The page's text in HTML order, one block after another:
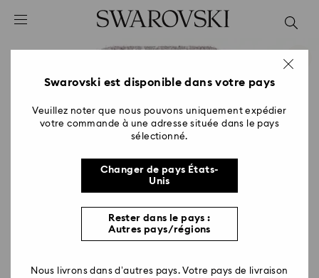
Accesskeys list
2 - FooterSwarovski est disponible dans votre pays
Veuillez noter que nous pouvons uniquement expédier
votre commande à une adresse située dans le pays
sélectionné.
Changer de pays États-
Unis
Rester dans le pays :
Autres pays/régions
Nous livrons dans d’autres pays. Votre pays de livraison